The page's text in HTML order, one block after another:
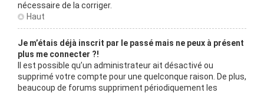
nécessaire de la corriger.
Haut
Je m’étais déjà inscrit par le passé mais ne peux à présent
plus me connecter ?!
Il est possible qu’un administrateur ait désactivé ou
supprimé votre compte pour une quelconque raison. De plus,
beaucoup de forums suppriment périodiquement les